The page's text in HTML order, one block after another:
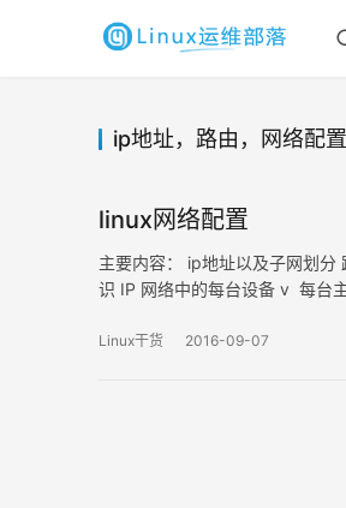
ip地址，路由，网络配置
linux网络配置
主要内容： ip地址以及子网划
识 IP 网络中的每台设备 v 每台
Linux干货 2016-09-07